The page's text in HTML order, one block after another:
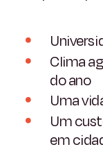
Clima
do ano
Uma
Um
em